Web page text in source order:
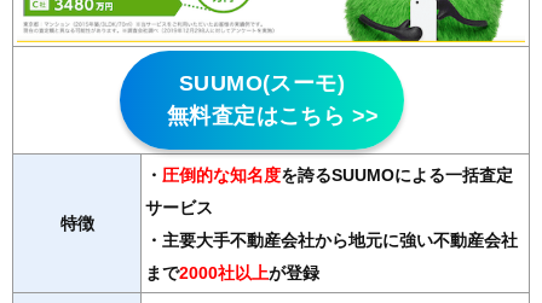
SUUMO(スーモ)
無料査定はこちら >>
特徴
・ 圧倒的な知名度を誇るSUUMOによる一括査定
サービス
・主要大手不動産会社から地元に強い不動産会社
まで2000社以上が登録